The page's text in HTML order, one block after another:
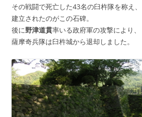
その戦闘で死亡した43名の臼杵隊を称え、
建立されたのがこの石碑。
後に野津道貫率いる政府軍の攻撃により、
薩摩奇兵隊は臼杵城から退却しました。